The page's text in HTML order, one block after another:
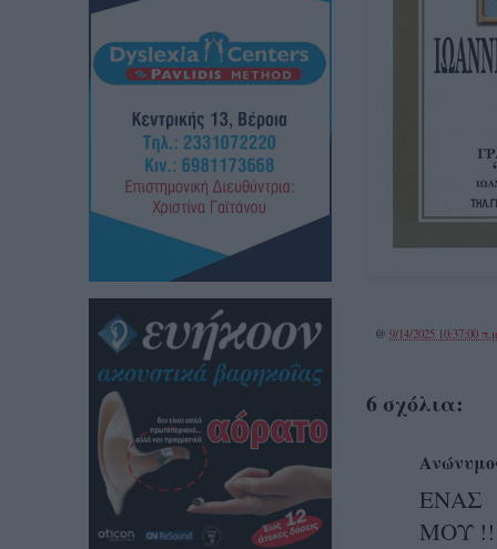
@ 9/14/2025 10:37:00
6 σχόλια:
ΕΝΑΣ
ΜΟΥ !!